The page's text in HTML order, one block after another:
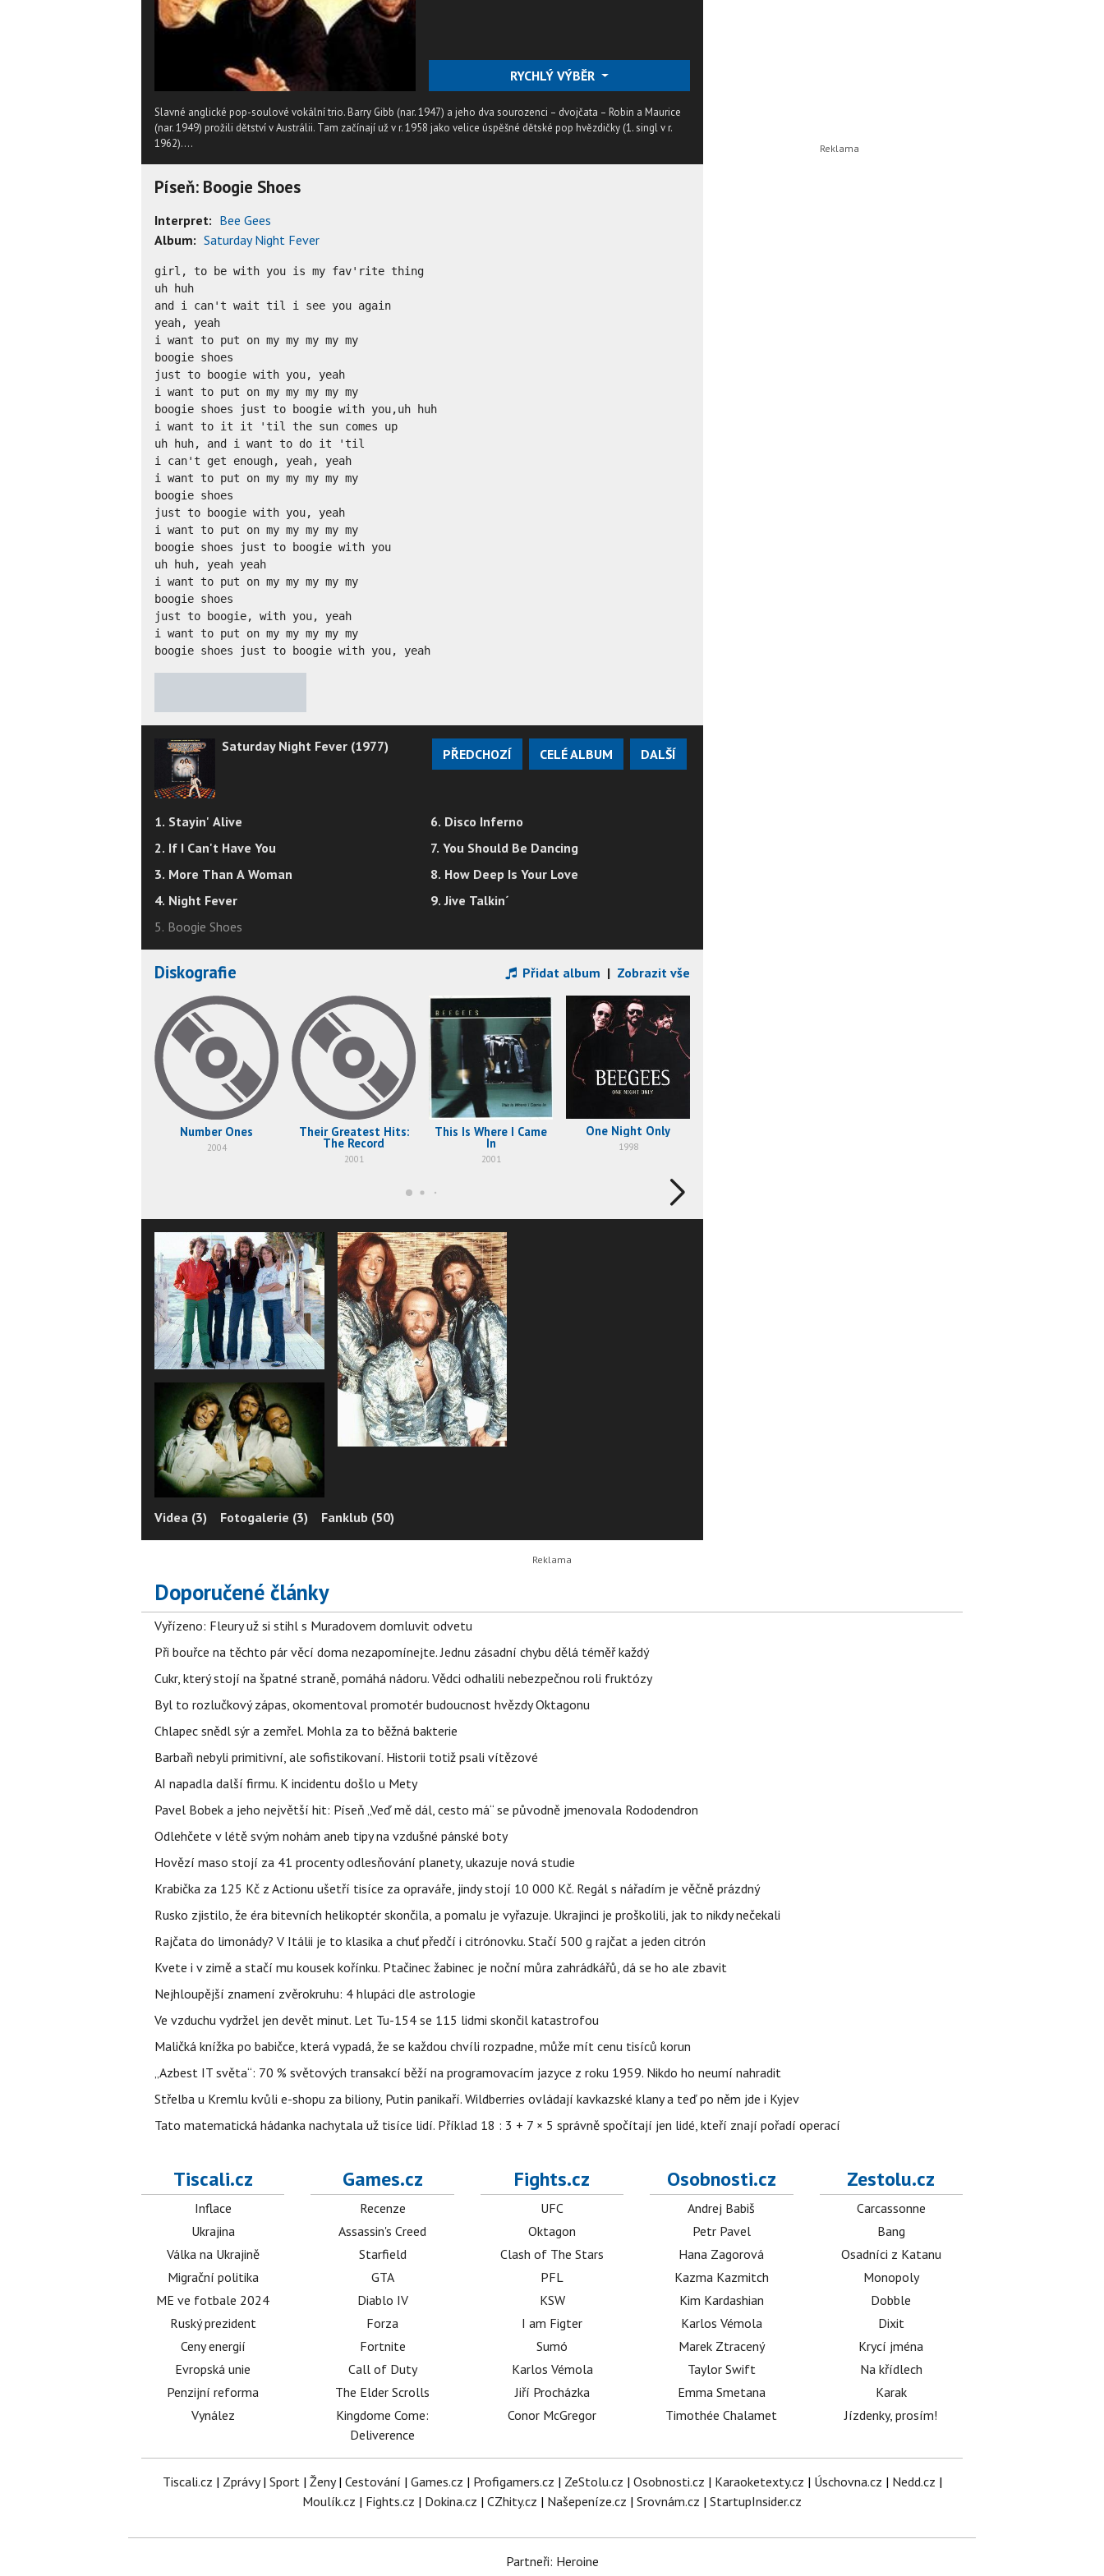
RYCHLÝ VÝBĚR
Slavné anglické pop-soulové vokální trio. Barry Gibb (nar. 1947) a jeho dva sourozenci – dvojčata – Robin a Maurice
(nar. 1949) prožili dětství v Austrálii. Tam začínají už v r. 1958 jako velice úspěšné dětské pop hvězdičky (1. singl v r.
1962)....
Píseň: Boogie Shoes
Interpret: Bee Gees
Album: Saturday Night Fever
girl, to be with you is my fav'rite thing
uh huh
and i can't wait til i see you again
yeah, yeah
i want to put on my my my my my
boogie shoes
just to boogie with you, yeah
i want to put on my my my my my
boogie shoes just to boogie with you,uh huh
i want to it it 'til the sun comes up
uh huh, and i want to do it 'til
i can't get enough, yeah, yeah
i want to put on my my my my my
boogie shoes
just to boogie with you, yeah
i want to put on my my my my my
boogie shoes just to boogie with you
uh huh, yeah yeah
i want to put on my my my my my
boogie shoes
just to boogie, with you, yeah
i want to put on my my my my my
boogie shoes just to boogie with you, yeah
Saturday Night Fever (1977) PŘEDCHOZÍ CELÉ ALBUM DALŠÍ
1. Stayin' Alive
2. If I Can't Have You
3. More Than A Woman
4. Night Fever
5. Boogie Shoes
6. Disco Inferno
7. You Should Be Dancing
8. How Deep Is Your Love
9. Jive Talkin´
Diskografie Přidat album | Zobrazit vše
Number Ones
2004
Their Greatest Hits:
The Record
2001
This Is Where I Came
In
2001
One Night Only
1998
Videa (3) Fotogalerie (3) Fanklub (50)
Doporučené články
Vyřízeno: Fleury už si stihl s Muradovem domluvit odvetu
Při bouřce na těchto pár věcí doma nezapomínejte. Jednu zásadní chybu dělá téměř každý
Cukr, který stojí na špatné straně, pomáhá nádoru. Vědci odhalili nebezpečnou roli fruktózy
Byl to rozlučkový zápas, okomentoval promotér budoucnost hvězdy Oktagonu
Chlapec snědl sýr a zemřel. Mohla za to běžná bakterie
Barbaři nebyli primitivní, ale sofistikovaní. Historii totiž psali vítězové
AI napadla další firmu. K incidentu došlo u Mety
Pavel Bobek a jeho největší hit: Píseň „Veď mě dál, cesto má“ se původně jmenovala Rododendron
Odlehčete v létě svým nohám aneb tipy na vzdušné pánské boty
Hovězí maso stojí za 41 procenty odlesňování planety, ukazuje nová studie
Krabička za 125 Kč z Actionu ušetří tisíce za opraváře, jindy stojí 10 000 Kč. Regál s nářadím je věčně prázdný
Rusko zjistilo, že éra bitevních helikoptér skončila, a pomalu je vyřazuje. Ukrajinci je proškolili, jak to nikdy nečekali
Rajčata do limonády? V Itálii je to klasika a chuť předčí i citrónovku. Stačí 500 g rajčat a jeden citrón
Kvete i v zimě a stačí mu kousek kořínku. Ptačinec žabinec je noční můra zahrádkářů, dá se ho ale zbavit
Nejhloupější znamení zvěrokruhu: 4 hlupáci dle astrologie
Ve vzduchu vydržel jen devět minut. Let Tu-154 se 115 lidmi skončil katastrofou
Maličká knížka po babičce, která vypadá, že se každou chvíli rozpadne, může mít cenu tisíců korun
„Azbest IT světa“: 70 % světových transakcí běží na programovacím jazyce z roku 1959. Nikdo ho neumí nahradit
Střelba u Kremlu kvůli e-shopu za biliony, Putin panikaří. Wildberries ovládají kavkazské klany a teď po něm jde i Kyjev
Tato matematická hádanka nachytala už tisíce lidí. Příklad 18 : 3 + 7 × 5 správně spočítají jen lidé, kteří znají pořadí operací
Tiscali.cz
Inflace
Ukrajina
Válka na Ukrajině
Migrační politika
ME ve fotbale 2024
Ruský prezident
Ceny energií
Evropská unie
Penzijní reforma
Vynález
Games.cz
Recenze
Assassin's Creed
Starfield
GTA
Diablo IV
Forza
Fortnite
Call of Duty
The Elder Scrolls
Kingdome Come:
Deliverence
Fights.cz
UFC
Oktagon
Clash of The Stars
PFL
KSW
I am Figter
Sumó
Karlos Vémola
Jiří Procházka
Conor McGregor
Osobnosti.cz
Andrej Babiš
Petr Pavel
Hana Zagorová
Kazma Kazmitch
Kim Kardashian
Karlos Vémola
Marek Ztracený
Taylor Swift
Emma Smetana
Timothée Chalamet
Zestolu.cz
Carcassonne
Bang
Osadníci z Katanu
Monopoly
Dobble
Dixit
Krycí jména
Na křídlech
Karak
Jízdenky, prosím!
Tiscali.cz | Zprávy| Sport| Ženy| Cestování | Games.cz | Profigamers.cz | ZeStolu.cz | Osobnosti.cz | Karaoketexty.cz | Úschovna.cz | Nedd.cz |
Moulík.cz | Fights.cz | Dokina.cz | CZhity.cz | Našepeníze.cz | Srovnám.cz | StartupInsider.cz
Partneři: Heroine